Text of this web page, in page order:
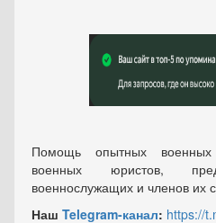
Помощь опытных военных
военных юристов,
военнослужащих и членов их
Наш Telegram-канал: https://